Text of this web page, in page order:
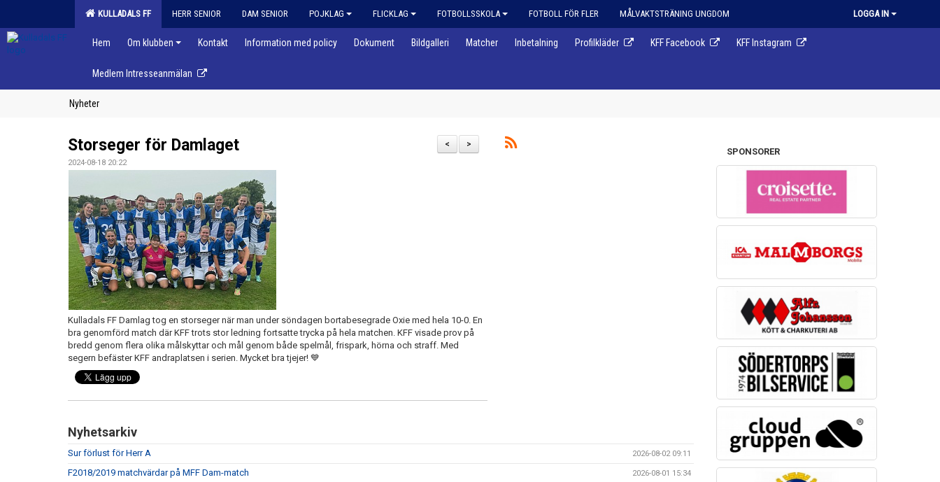
KULLADALS FF HERR SENIOR DAM SENIOR POJKLAG FLICKLAG FOTBOLLSSKOLA FOTBOLL FÖR FLER MÅLVAKTSTRÄNING UNGDOM LOGGA IN
Hem Om klubben Kontakt Information med policy Dokument Bildgalleri Matcher Inbetalning Profilkläder KFF Facebook KFF Instagram
Medlem Intresseanmälan
Nyheter
>
<
Storseger för Damlaget
2024-08-18 20:22
Kulladals FF Damlag tog en storseger när man under söndagen bortabesegrade Oxie med hela 10-0. En
bra genomförd match där KFF trots stor ledning fortsatte trycka på hela matchen. KFF visade prov på
bredd genom flera olika målskyttar och mål genom både spelmål, frispark, hörna och straff. Med
segern befäster KFF andraplatsen i serien. Mycket bra tjejer! 💙
Nyhetsarkiv
Sur förlust för Herr A 2026-08-02 09:11
F2018/2019 matchvärdar på MFF Dam-match 2026-08-01 15:34
SPONSORER